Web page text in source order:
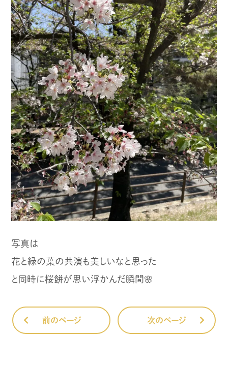
写真は
花と緑の葉の共演も美しいなと思った
と同時に桜餅が思い浮かんだ瞬間🌸
前のページ 次のページ